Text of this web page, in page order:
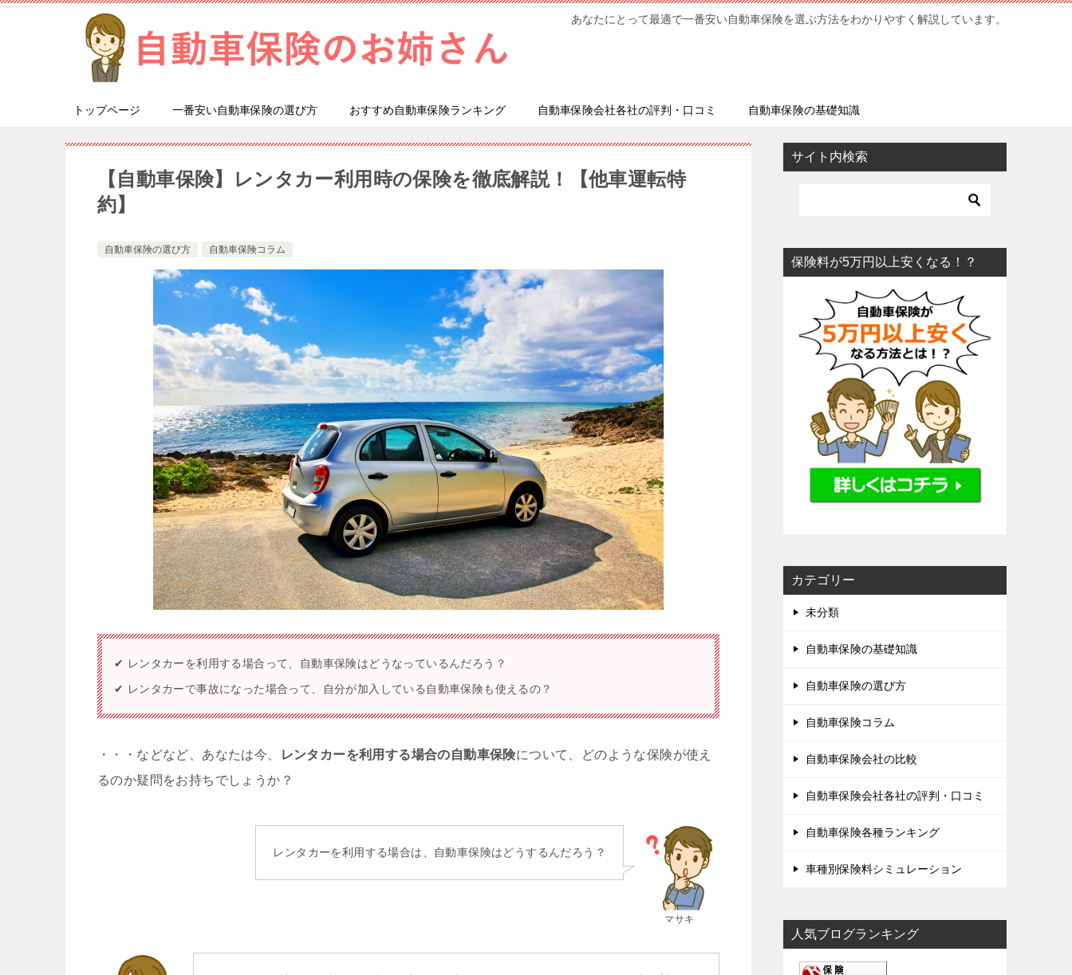
あなたにとって最適で一番安い自動車保険を選ぶ方法をわかりやすく解説しています。
トップページ 一番安い自動車保険の選び方 おすすめ自動車保険ランキング 自動車保険会社各社の評判・口コミ 自動車保険の基礎知識
【自動車保険】レンタカー利用時の保険を徹底解説！【他車運転特
約】
自動車保険の選び方 自動車保険コラム
✔ レンタカーを利用する場合って、自動車保険はどうなっているんだろう？
✔ レンタカーで事故になった場合って、自分が加入している自動車保険も使えるの？
・・・などなど、あなたは今、 レンタカーを利用する場合の自動車保険について、どのような保険が使え
るのか疑問をお持ちでしょうか？
マサキ
レンタカーを利用する場合は、自動車保険はどうするんだろう？
サイト内検索
保険料が5万円以上安くなる！？
カテゴリー
未分類
自動車保険の基礎知識
自動車保険の選び方
自動車保険コラム
自動車保険会社の比較
自動車保険会社各社の評判・口コミ
自動車保険各種ランキング
車種別保険料シミュレーション
人気ブログランキング